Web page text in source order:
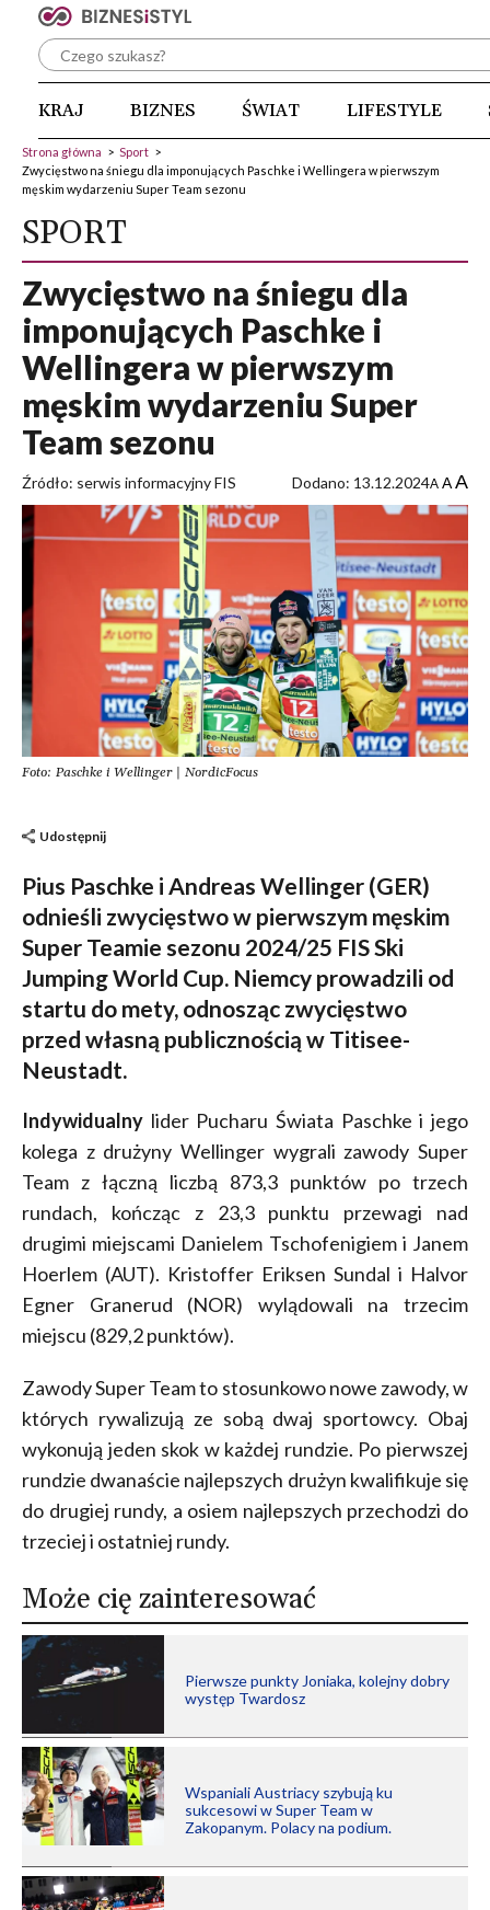
KRAJ BIZNES ŚWIAT LIFESTYLE
Strona główna > Sport >
Zwycięstwo na śniegu dla imponujących Paschke i Wellingera w pierwszym
męskim wydarzeniu Super Team sezonu
SPORT
Zwycięstwo na śniegu dla
imponujących Paschke i
Wellingera w pierwszym
męskim wydarzeniu Super
Team sezonu
Źródło: serwis informacyjny FIS Dodano: 13.12.2024A AA
Foto: Paschke i Wellinger | NordicFocus
Udostępnij
Pius Paschke i Andreas Wellinger (GER)
odnieśli zwycięstwo w pierwszym męskim
Super Teamie sezonu 2024/25 FIS Ski
Jumping World Cup. Niemcy prowadzili od
startu do mety, odnosząc zwycięstwo
przed własną publicznością w Titisee-
Neustadt.
Indywidualny lider Pucharu Świata Paschke i jego
kolega z drużyny Wellinger wygrali zawody Super
Team z łączną liczbą 873,3 punktów po trzech
rundach, kończąc z 23,3 punktu przewagi nad
drugimi miejscami Danielem Tschofenigiem i Janem
Hoerlem (AUT). Kristoffer Eriksen Sundal i Halvor
Egner Granerud (NOR) wylądowali na trzecim
miejscu (829,2 punktów).
Zawody Super Team to stosunkowo nowe zawody, w
których rywalizują ze sobą dwaj sportowcy. Obaj
wykonują jeden skok w każdej rundzie. Po pierwszej
rundzie dwanaście najlepszych drużyn kwalifikuje się
do drugiej rundy, a osiem najlepszych przechodzi do
trzeciej i ostatniej rundy.
Może cię zainteresować
Pierwsze punkty Joniaka, kolejny dobry
występ Twardosz
Wspaniali Austriacy szybują ku
sukcesowi w Super Team w
Zakopanym. Polacy na podium.